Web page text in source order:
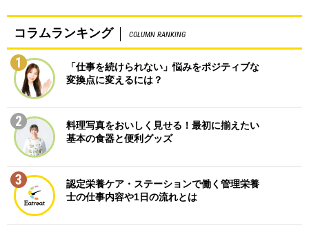
コラムランキング COLUMN RANKING
1
「仕事を続けられない」悩みをポジティブな
変換点に変えるには？
2
料理写真をおいしく見せる！最初に揃えたい
基本の食器と便利グッズ
3
認定栄養ケア・ステーションで働く管理栄養
士の仕事内容や1日の流れとは